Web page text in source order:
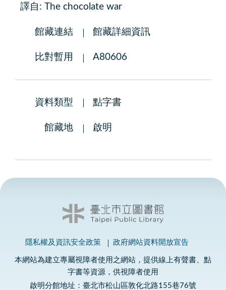
譯自: The chocolate war
館藏連結 館藏詳細資訊
比對暫用 A80606
資料類型 點字書
館藏地 啟明
隱私權及資訊安全政策 政府網站資料開放宣告
本網站為建立專屬視障者使用之網站，提供線上有聲書、點
字書等資源，供視障者使用
啟明分館地址：臺北市松山區敦化北路155巷76號